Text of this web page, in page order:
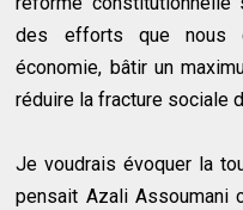
des efforts que nous
économie, bâtir un
réduire la fracture sociale
Je voudrais évoquer la
pensait Azali Assoumani